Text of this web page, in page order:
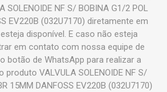
SOLENOIDE NF S/ BOBINA G1/2 POL
EV220B (032U7170) diretamente em
disponível. E caso não esteja
em contato com nossa equipe de
botão de WhatsApp para realizar a
produto VALVULA SOLENOIDE NF S/
15MM DANFOSS EV220B (032U7170)